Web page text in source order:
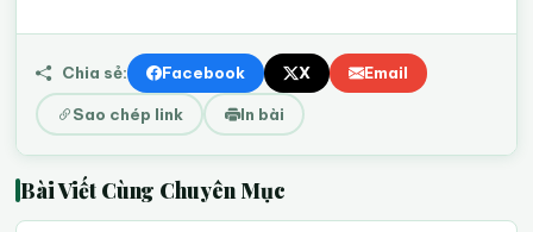
Chia sẻ: Facebook X Email
Sao chép link In bài
Bài Viết Cùng Chuyên Mục